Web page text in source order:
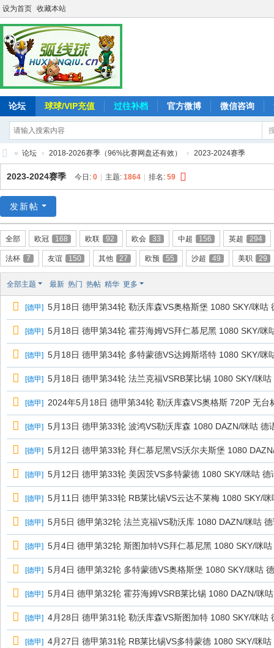
设为首页 收藏本站
论坛 球球/VIP充值 过往补档 官方微博 微信咨询
弧
线
-
追
求
致
» 论坛 › 2018-2026赛季（96%比赛网盘还有效） › 2023-2024赛季
2023-2024赛季 今日: 0 主题: 1864 排名: 59
发新帖
全部 欧冠 168 欧联 92 欧会 33 中超 156 英超 294
法杯 7 友谊 150 其他 27 欧预 55 沙超 49 美职 29
全部主题 最新 热门 热帖 精华 更多
[德甲] 5月18日 德甲第34轮 勒沃库森VS奥格斯堡 1080 SKY/咪咕
[德甲] 5月18日 德甲第34轮 霍芬海姆VS拜仁慕尼黑 1080 SKY/咪
[德甲] 5月18日 德甲第34轮 多特蒙德VS达姆斯塔特 1080 SKY/咪
[德甲] 5月18日 德甲第34轮 法兰克福VSRB莱比锡 1080 SKY/咪咕
[德甲] 2024年5月18日 德甲第34轮 勒沃库森VS奥格斯 720P 无台
[德甲] 5月13日 德甲第33轮 波鸿VS勒沃库森 1080 DAZN/咪咕 德
[德甲] 5月12日 德甲第33轮 拜仁慕尼黑VS沃尔夫斯堡 1080
[德甲] 5月12日 德甲第33轮 美因茨VS多特蒙德 1080 SKY/咪咕 德
[德甲] 5月11日 德甲第33轮 RB莱比锡VS云达不莱梅 1080 SKY/
[德甲] 5月5日 德甲第32轮 法兰克福VS勒沃库 1080 DAZN/咪咕
[德甲] 5月4日 德甲第32轮 斯图加特VS拜仁慕尼黑 1080 SKY/咪
[德甲] 5月4日 德甲第32轮 多特蒙德VS奥格斯堡 1080 SKY/咪咕
[德甲] 5月4日 德甲第32轮 霍芬海姆VSRB莱比锡 1080 DAZN/咪
[德甲] 4月28日 德甲第31轮 勒沃库森VS斯图加特 1080 SKY/咪咕
[德甲] 4月27日 德甲第31轮 RB莱比锡VS多特蒙德 1080 SKY/咪咕